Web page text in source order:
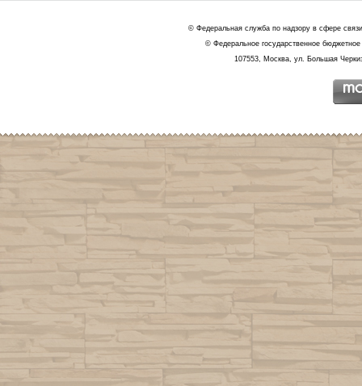
© Федеральная служба по надзору в сфере
© Федеральное государственное
107553, Москва, ул. Большая